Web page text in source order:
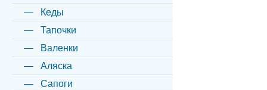
Кеды
Тапочки
Валенки
Аляска
Сапоги